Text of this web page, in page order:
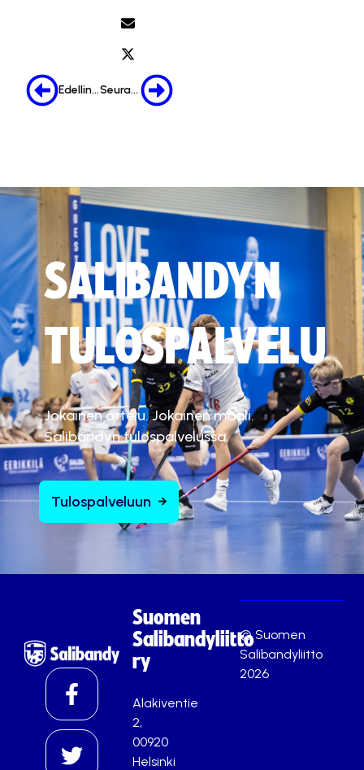
Edellinen Seuraava
SALIBANDYN
TULOSPALVELU
Jokainen ottelu. Jokainen maali.
Salibandyn tulospalvelussa.
Tulospalveluun
Suomen
Salibandyliitto
ry
Alakiventie
2,
00920
Helsinki
© Suomen
Salibandyliitto
2026